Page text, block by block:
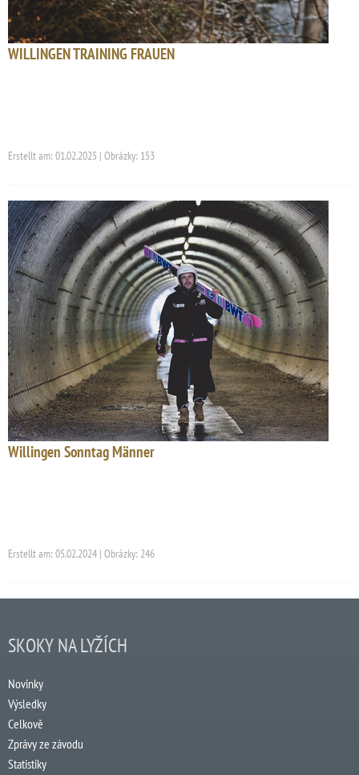
WILLINGEN TRAINING FRAUEN
Erstellt am: 01.02.2025 | Obrázky: 153
Willingen Sonntag Männer
Erstellt am: 05.02.2024 | Obrázky: 246
SKOKY NA LYŽÍCH
Novinky
Výsledky
Celkově
Zprávy ze závodu
Statistiky